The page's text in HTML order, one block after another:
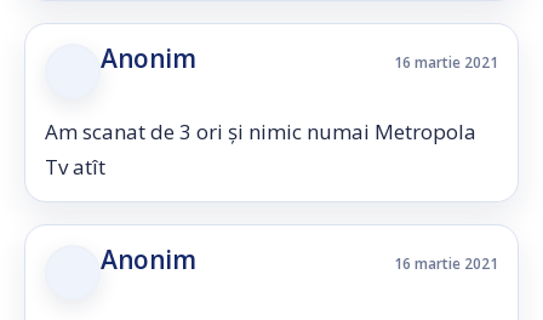
Anonim 16 martie 2021
Am scanat de 3 ori și nimic numai Metropola
Tv atît
Anonim 16 martie 2021